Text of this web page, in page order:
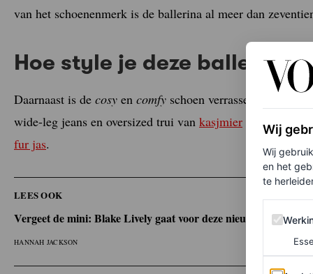
van het schoenenmerk is de ballerina al meer dan
Hoe style je deze ballerina
Daarnaast is de cosy en comfy schoen verrassend
wide-leg jeans en oversized trui van kasjmier of style
fur jas.
LEES OOK
Vergeet de mini: Blake Lively gaat voor deze nieuwe Uggs met
HANNAH JACKSON
Wij
Wij
en het
te
Werking
Analytics